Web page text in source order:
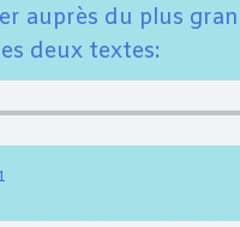
auprès du plus
deux textes: